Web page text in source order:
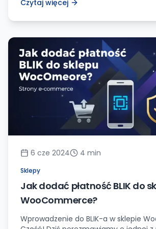
informację, dokonać zakupu, czy po
poruszać się po witrynie. Dla milionów
po stronach internetowych może
prawdziwe wyzwanie. Technologie
takie jak czytniki ekranowe czy […]
Czytaj więcej
6 cze 2024 4 min
Sklepy
Jak dodać płatność BLIK do
WooCommerce?
Wprowadzenie do BLIK-a w sklepie